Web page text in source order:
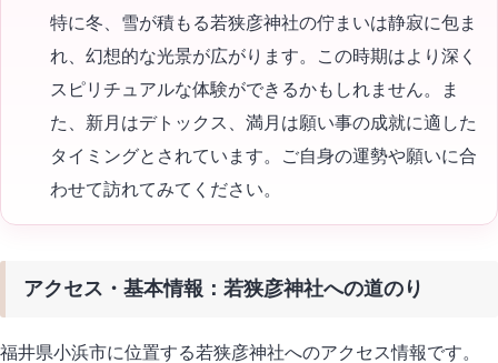
特に冬、雪が積もる若狭彦神社の佇まいは静寂に包ま
れ、幻想的な光景が広がります。この時期はより深く
スピリチュアルな体験ができるかもしれません。ま
た、新月はデトックス、満月は願い事の成就に適した
タイミングとされています。ご自身の運勢や願いに合
わせて訪れてみてください。
アクセス・基本情報：若狭彦神社への道のり
福井県小浜市に位置する若狭彦神社へのアクセス情報です。